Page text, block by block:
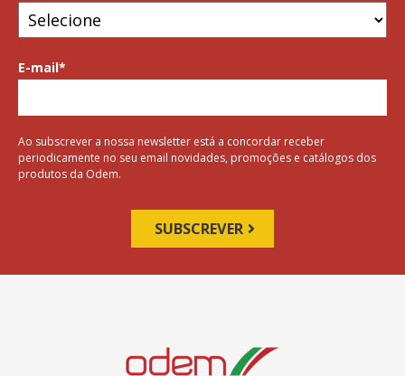
E-mail*
Ao subscrever a nossa newsletter está a concordar receber
periodicamente no seu email novidades, promoções e catálogos dos
produtos da Odem.